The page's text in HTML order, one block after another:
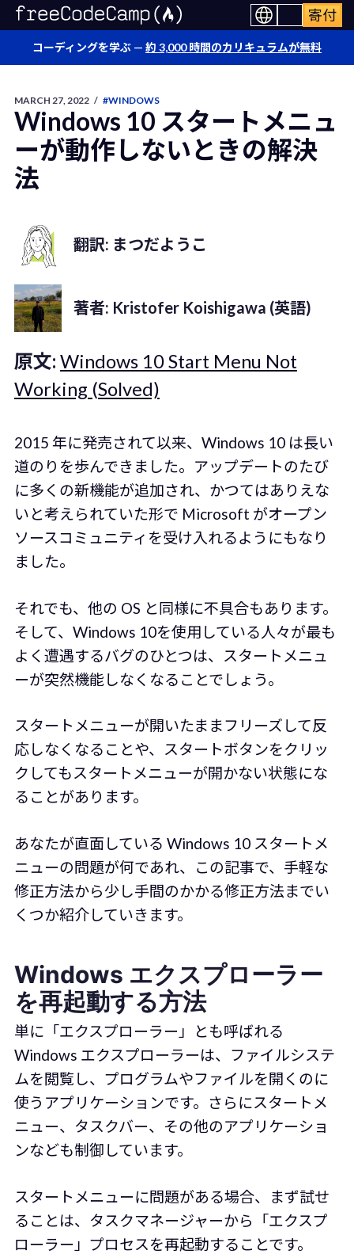
寄付
コーディングを学ぶ — 約 3,000 時間のカリキュラムが無料
MARCH 27, 2022 / #WINDOWS
Windows 10 スタートメニュ
ーが動作しないときの解決
法
翻訳: まつだようこ
著者: Kristofer Koishigawa (英語)
原文: Windows 10 Start Menu Not
Working (Solved)
2015 年に発売されて以来、Windows 10 は長い
道のりを歩んできました。アップデートのたび
に多くの新機能が追加され、かつてはありえな
いと考えられていた形で Microsoft がオープン
ソースコミュニティを受け入れるようにもなり
ました。
それでも、他の OS と同様に不具合もあります。
そして、Windows 10を使用している人々が最も
よく遭遇するバグのひとつは、スタートメニュ
ーが突然機能しなくなることでしょう。
スタートメニューが開いたままフリーズして反
応しなくなることや、スタートボタンをクリッ
クしてもスタートメニューが開かない状態にな
ることがあります。
あなたが直面している Windows 10 スタートメ
ニューの問題が何であれ、この記事で、手軽な
修正方法から少し手間のかかる修正方法までい
くつか紹介していきます。
Windows エクスプローラー
を再起動する方法
単に「エクスプローラー」とも呼ばれる
Windows エクスプローラーは、ファイルシステ
ムを閲覧し、プログラムやファイルを開くのに
使うアプリケーションです。さらにスタートメ
ニュー、タスクバー、その他のアプリケーショ
ンなども制御しています。
スタートメニューに問題がある場合、まず試せ
ることは、タスクマネージャーから「エクスプ
ローラー」プロセスを再起動することです。